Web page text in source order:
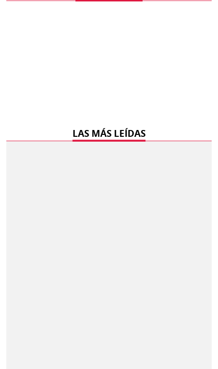
LAS MÁS LEÍDAS